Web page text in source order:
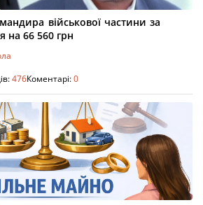
військової частини за
на 66 560 грн
476Коментарі:0